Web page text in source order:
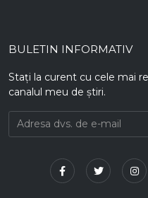
BULETIN INFORMATIV
Stați la curent cu cele mai
canalul meu de știri.